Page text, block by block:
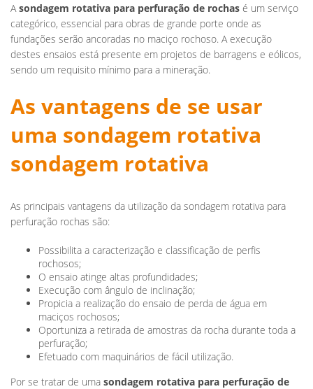
Asondagem rotativa para perfuração de rochas é um serviço
categórico, essencial para obras de grande porte onde as
fundações serão ancoradas no maciço rochoso. A execução
destes ensaios está presente em projetos de barragens e eólicos,
sendo um requisito mínimo para a mineração.
As vantagens de se usar
uma sondagem rotativa
sondagem rotativa
As principais vantagens da utilização da sondagem rotativa para
perfuração rochas são:
Possibilita a caracterização e classificação de perfis
rochosos;
O ensaio atinge altas profundidades;
Execução com ângulo de inclinação;
Propicia a realização do ensaio de perda de água em
maciços rochosos;
Oportuniza a retirada de amostras da rocha durante toda a
perfuração;
Efetuado com maquinários de fácil utilização.
Por se tratar de uma sondagem rotativa para perfuração de